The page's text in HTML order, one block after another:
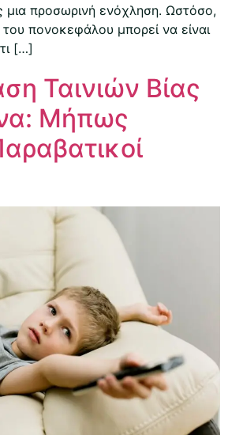
προσωρινή ενόχληση. Ωστόσο,
του πονοκεφάλου μπορεί να είναι
[…]
Ταινιών Βίας
Μήπως